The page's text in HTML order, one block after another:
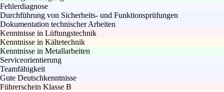
Fehlerdiagnose
Durchführung von Sicherheits- und Funktionsprüfungen
Dokumentation technischer Arbeiten
Kenntnisse in Lüftungstechnik
Kenntnisse in Kältetechnik
Kenntnisse in Metallarbeiten
Serviceorientierung
Teamfähigkeit
Gute Deutschkenntnisse
Führerschein Klasse B